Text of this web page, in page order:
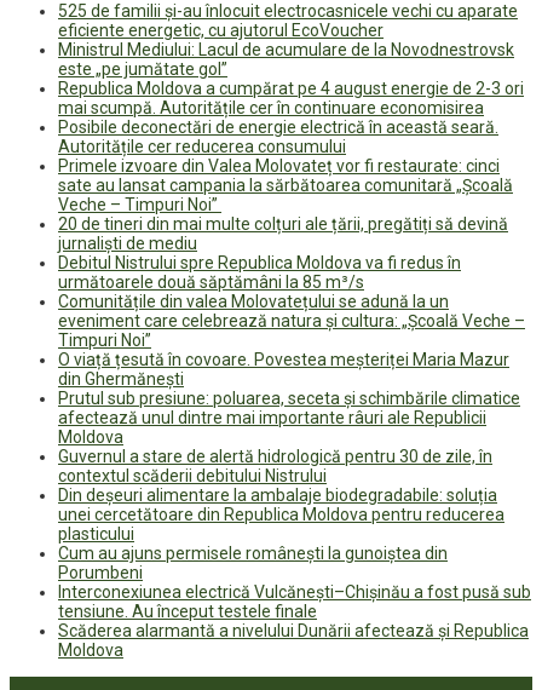
525 de familii și-au înlocuit electrocasnicele vechi cu aparate
eficiente energetic, cu ajutorul EcoVoucher
Ministrul Mediului: Lacul de acumulare de la Novodnestrovsk
este „pe jumătate gol”
Republica Moldova a cumpărat pe 4 august energie de 2-3 ori
mai scumpă. Autoritățile cer în continuare economisirea
Posibile deconectări de energie electrică în această seară.
Autoritățile cer reducerea consumului
Primele izvoare din Valea Molovateț vor fi restaurate: cinci
sate au lansat campania la sărbătoarea comunitară „Școală
Veche – Timpuri Noi”
20 de tineri din mai multe colțuri ale țării, pregătiți să devină
jurnaliști de mediu
Debitul Nistrului spre Republica Moldova va fi redus în
următoarele două săptămâni la 85 m³/s
Comunitățile din valea Molovatețului se adună la un
eveniment care celebrează natura și cultura: „Școală Veche –
Timpuri Noi”
O viață țesută în covoare. Povestea meșteriței Maria Mazur
din Ghermănești
Prutul sub presiune: poluarea, seceta și schimbările climatice
afectează unul dintre mai importante râuri ale Republicii
Moldova
Guvernul a stare de alertă hidrologică pentru 30 de zile, în
contextul scăderii debitului Nistrului
Din deșeuri alimentare la ambalaje biodegradabile: soluția
unei cercetătoare din Republica Moldova pentru reducerea
plasticului
Cum au ajuns permisele românești la gunoiștea din
Porumbeni
Interconexiunea electrică Vulcănești–Chișinău a fost pusă sub
tensiune. Au început testele finale
Scăderea alarmantă a nivelului Dunării afectează și Republica
Moldova